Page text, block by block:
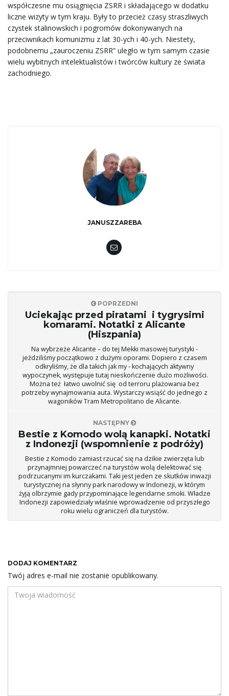
współczesne mu osiągnięcia ZSRR i składającego w dodatku
liczne wizyty w tym kraju. Były to przecież czasy straszliwych
czystek stalinowskich i pogromów dokonywanych na
przeciwnikach komunizmu z lat 30-ych i 40-ych. Niestety,
podobnemu „zauroczeniu ZSRR” uległo w tym samym czasie
wielu wybitnych intelektualistów i twórców kultury ze świata
zachodniego.
JANUSZZAREBA
POPRZEDNI
Uciekając przed piratami i tygrysimi
komarami. Notatki z Alicante
(Hiszpania)
Na wybrzeże Alicante – do tej Mekki masowej turystyki -
jeździliśmy początkowo z dużymi oporami. Dopiero z czasem
odkryliśmy, że dla takich jak my - kochających aktywny
wypoczynek, występuje tutaj nieskończenie dużo możliwości.
Można też łatwo uwolnić się od terroru plażowania bez
potrzeby wynajmowania auta. Wystarczy wsiąść do jednego z
wagoników Tram Metropolitano de Alicante.
NASTĘPNY
Bestie z Komodo wolą kanapki. Notatki
z Indonezji (wspomnienie z podróży)
Bestie z Komodo zamiast rzucać się na dzikie zwierzęta lub
przynajmniej powarczeć na turystów wolą delektować się
podrzucanymi im kurczakami. Taki jest jeden ze skutków inwazji
turystycznej na słynny park narodowy w Indonezji, w którym
żyją olbrzymie gady przypominające legendarne smoki. Władze
Indonezji zapowiedziały właśnie wprowadzenie od przyszłego
roku wielu ograniczeń dla turystów.
DODAJ KOMENTARZ
Twój adres e-mail nie zostanie opublikowany.